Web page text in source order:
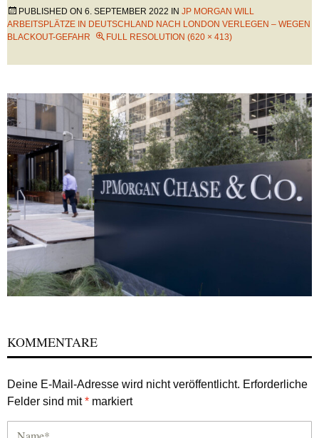
PUBLISHED ON 6. SEPTEMBER 2022 IN JP MORGAN WILL
ARBEITSPLÄTZE IN DEUTSCHLAND NACH LONDON VERLEGEN – WEGEN
BLACKOUT-GEFAHR
FULL RESOLUTION (620 × 413)
KOMMENTARE
Deine E-Mail-Adresse wird nicht veröffentlicht. Erforderliche
Felder sind mit* markiert